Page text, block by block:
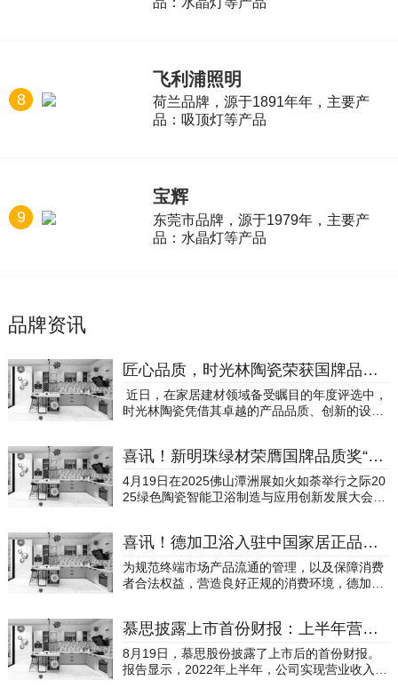
8
飞利浦照明
荷兰品牌，源于1891年年，主要产
品：吸顶灯等产品
9
宝辉
东莞市品牌，源于1979年，主要产
品：水晶灯等产品
品牌资讯
匠心品质，时光林陶瓷荣获国牌品质奖两项大奖
近日，在家居建材领域备受瞩目的年度评选中，
时光林陶瓷凭借其卓越的产品品质、创新的设计
荣。这不仅是对时光林品牌实力的高度肯定，更
是对其多年来深耕木纹砖领域、持续推动行业发
展的充分认可。 匠心雕琢，还原自然之美时光林
陶瓷自创立以来，始终专注于木纹砖的研发与生
通过先进的工艺技术，将木材的温润质感与天然
纹理淋漓尽致地复刻于瓷砖之上。产品不仅完美
还原了木材的细腻肌理与温暖触感，更克服了实
木地板在耐磨、防潮、防火等方面的局限性，为
方案。创新驱动，引领行业潮流作为木纹砖领域
的先行者，时光林陶瓷始终坚持创新驱动发展。
品牌投入大量研发资源，不断优化生产工艺，推
出多系列差异化产品，涵盖现代简约、北欧风
喜讯！新明珠绿材荣膺国牌品质奖“高质量发展引领者”和“品质金奖”，领跑行业绿色发展
4月19日在2025佛山潭洲展如火如荼举行之际20
25绿色陶瓷智能卫浴制造与应用创新发展大会暨
会主办，主题为“绿碳驱动，以新提质”，吸引了
来自泛家居行业领域的专家、学者、企业代表以
及行业精英齐聚一堂，围绕行业创新技术、应用
趋势、品质提升、产业升级等关键话题展开深入
冕，荣誉见证绿建新材助力“双碳”目标 为了鼓励
在家居领域中展现卓越品质的企业与产品，推动
行业高质量发展，为消费者提供品质消费指引，
会上对获得2024-2025年度国牌品质奖的企业及
喜讯！德加卫浴入驻中国家居正品查询平台
为规范终端市场产品流通的管理，以及保障消费
者合法权益，营造良好正规的消费环境，德加卫
在德加卫浴总部举行。平台负责人李青华、德加
卫浴廖川、凌芸科技创始人申畅等参加了签订仪
式。佛山市德加卫浴有限公司坐落于广东省佛山
市，旗下品牌“德加”。佛山市德加卫浴有限公司
慕思披露上市首份财报：上半年营收27.52亿，净赚超3亿！新开店超400家
8月19日，慕思股份披露了上市后的首份财报。
报告显示，2022年上半年，公司实现营业收入约